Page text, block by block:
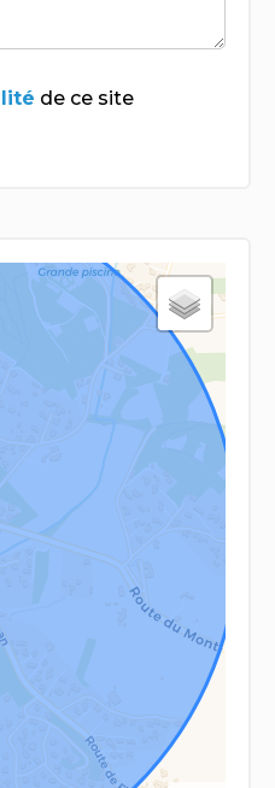
de ce site